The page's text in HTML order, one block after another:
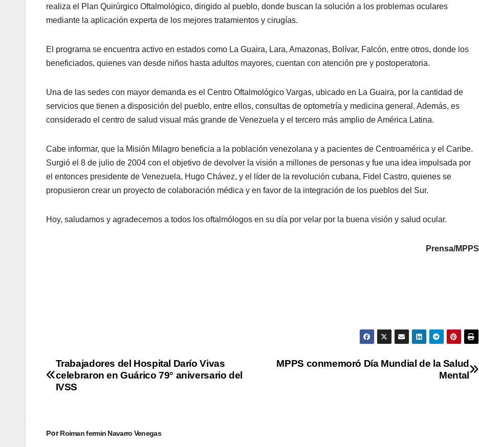
realiza el Plan Quirúrgico Oftalmológico, dirigido al pueblo, donde buscan la solución a los problemas oculares
mediante la aplicación experta de los mejores tratamientos y cirugías.
El programa se encuentra activo en estados como La Guaira, Lara, Amazonas, Bolívar, Falcón, entre otros, donde los
beneficiados, quienes van desde niños hasta adultos mayores, cuentan con atención pre y postoperatoria.
Una de las sedes con mayor demanda es el Centro Oftalmológico Vargas, ubicado en La Guaira, por la cantidad de
servicios que tienen a disposición del pueblo, entre ellos, consultas de optometría y medicina general. Además, es
considerado el centro de salud visual más grande de Venezuela y el tercero más amplio de América Latina.
Cabe informar, que la Misión Milagro beneficia a la población venezolana y a pacientes de Centroamérica y el Caribe.
Surgió el 8 de julio de 2004 con el objetivo de devolver la visión a millones de personas y fue una idea impulsada por
el entonces presidente de Venezuela, Hugo Chávez, y el líder de la revolución cubana, Fidel Castro, quienes se
propusieron crear un proyecto de colaboración médica y en favor de la integración de los pueblos del Sur.
Hoy, saludamos y agradecemos a todos los oftalmólogos en su día por velar por la buena visión y salud ocular.
Prensa/MPPS
MPPS conmemoró Día Mundial de la Salud
Mental
Trabajadores del Hospital Darío Vivas
celebraron en Guárico 79° aniversario del
IVSS
PorRoiman fermin Navarro Venegas